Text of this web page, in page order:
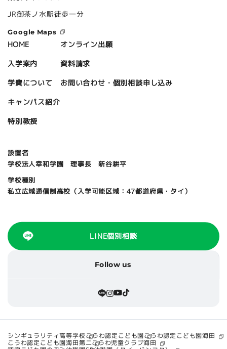
JR御茶ノ水駅徒歩一分
Google Maps
HOME
入学案内
学費について
キャンパス紹介
特別教授
オンライン出願
資料請求
お問い合わせ・個別相談申し込み
設置者
学校法人幸和学園 理事長 新谷耕平
学校種別
私立広域通信制高校（入学可能区域：47都道府県・タイ）
LINE個別相談
Follow us
シンギュラリティ高等学校こうわ認定こども園こうわ認定こども園海田
こうわ認定こども園海田第二こうわ児童クラブ海田